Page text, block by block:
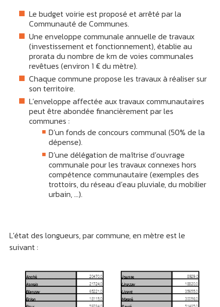
Le budget voirie est proposé et arrêté par la
Communauté de Communes.
Une enveloppe communale annuelle de travaux
(investissement et fonctionnement), établie au
prorata du nombre de km de voies communales
revêtues (environ 1 € du mètre).
Chaque commune propose les travaux à réaliser sur
son territoire.
L’enveloppe affectée aux travaux communautaires
peut être abondée financièrement par les
communes :
D’un fonds de concours communal (50% de la
dépense).
D’une délégation de maîtrise d’ouvrage
communale pour les travaux connexes hors
compétence communautaire (exemples des
trottoirs, du réseau d’eau pluviale, du mobilier
urbain, …).
L’état des longueurs, par commune, en mètre est le
suivant :